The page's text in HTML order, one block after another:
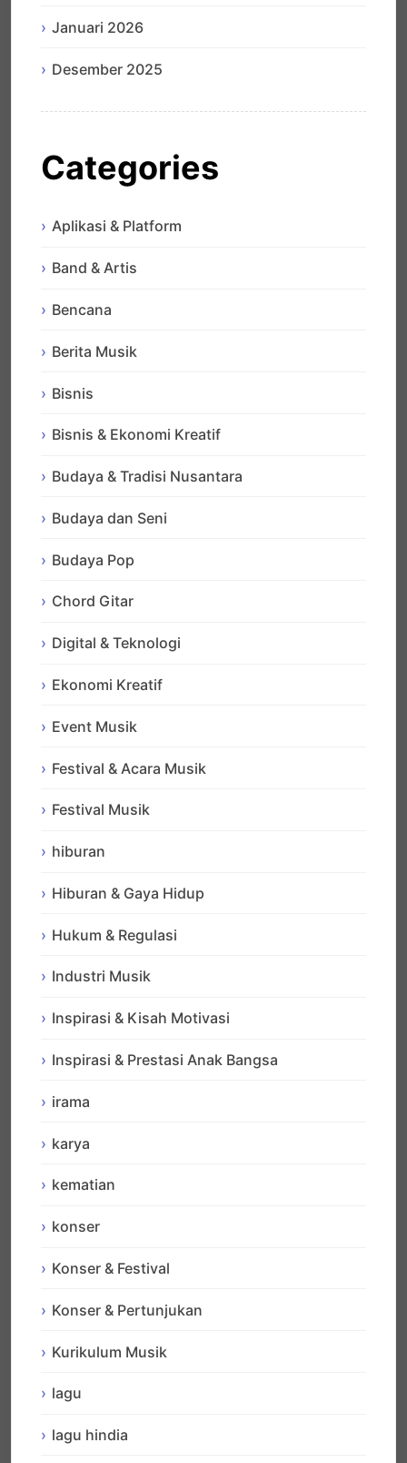
Januari 2026
Desember 2025
Categories
Aplikasi & Platform
Band & Artis
Bencana
Berita Musik
Bisnis
Bisnis & Ekonomi Kreatif
Budaya & Tradisi Nusantara
Budaya dan Seni
Budaya Pop
Chord Gitar
Digital & Teknologi
Ekonomi Kreatif
Event Musik
Festival & Acara Musik
Festival Musik
hiburan
Hiburan & Gaya Hidup
Hukum & Regulasi
Industri Musik
Inspirasi & Kisah Motivasi
Inspirasi & Prestasi Anak Bangsa
irama
karya
kematian
konser
Konser & Festival
Konser & Pertunjukan
Kurikulum Musik
lagu
lagu hindia